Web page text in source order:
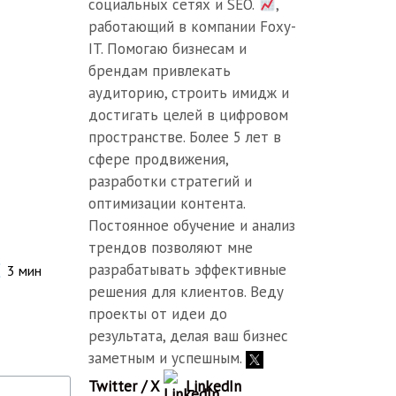
3 мин
социальных сетях и SEO.
,
работающий в компании Foxy-
IT. Помогаю бизнесам и
брендам привлекать
аудиторию, строить имидж и
достигать целей в цифровом
пространстве. Более 5 лет в
сфере продвижения,
разработки стратегий и
оптимизации контента.
Постоянное обучение и анализ
трендов позволяют мне
разрабатывать эффективные
решения для клиентов. Веду
проекты от идеи до
результата, делая ваш бизнес
заметным и успешным.
Twitter / X
LinkedIn